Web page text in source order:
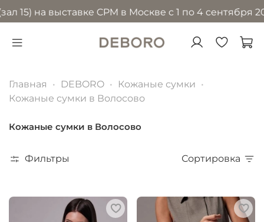
выставке CPM в Москве с 1 по 4 сентября 2026
Главная DEBORO
Кожаные сумки
Кожаные сумки в Волосово
Кожаные сумки в Волосово
Фильтры Сортировка